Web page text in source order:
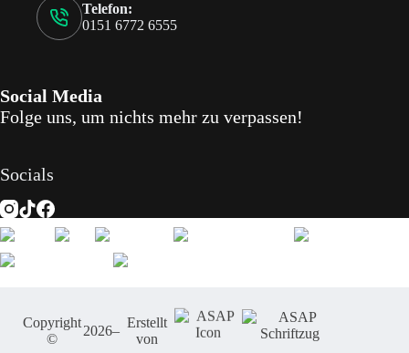
Telefon:
0151 6772 6555
Social Media
Folge uns, um nichts mehr zu verpassen!
Socials
Copyright
©
2026–
Erstellt
von